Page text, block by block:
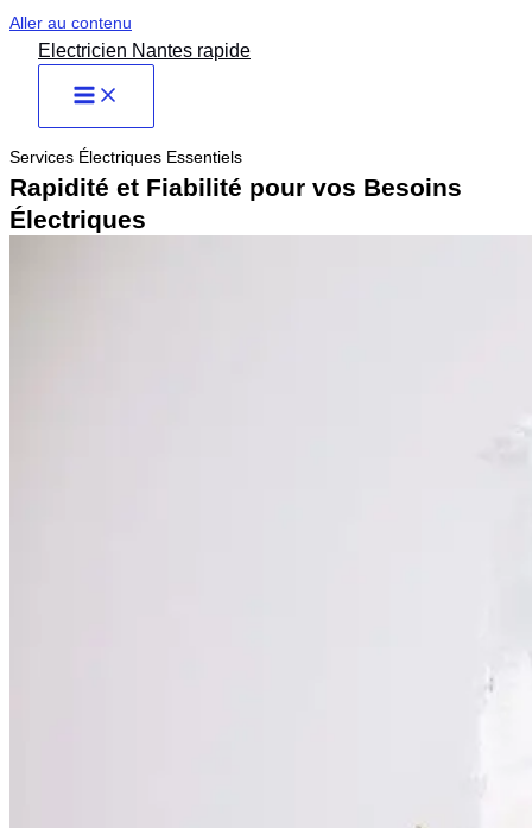
Aller au contenu
Electricien Nantes rapide
Services Électriques Essentiels
Rapidité et Fiabilité pour vos Besoins
Électriques